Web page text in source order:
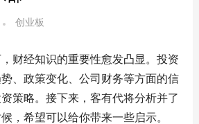
创业板
财经知识的重要性愈发凸显。投资
、政策变化、公司财务等方面的信
策略。接下来，客有代将分析并了
，希望可以给你带来一些启示。